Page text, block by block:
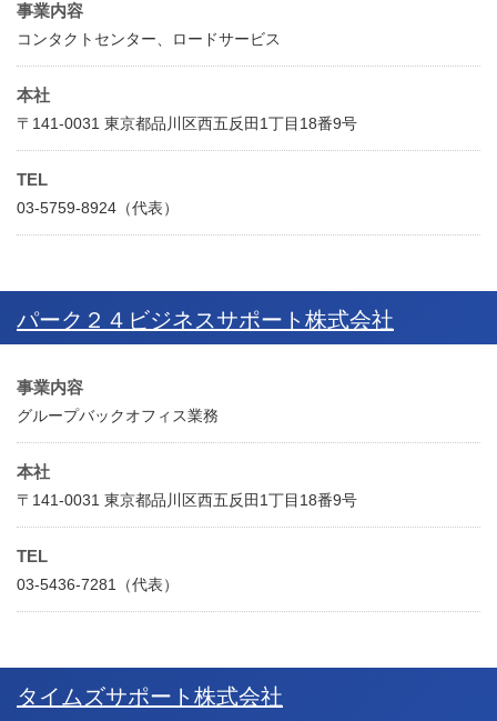
事業内容
コンタクトセンター、ロードサービス
本社
〒141-0031 東京都品川区西五反田1丁目18番9号
TEL
03-5759-8924（代表）
パーク２４ビジネスサポート株式会社
事業内容
グループバックオフィス業務
本社
〒141-0031 東京都品川区西五反田1丁目18番9号
TEL
03-5436-7281（代表）
タイムズサポート株式会社